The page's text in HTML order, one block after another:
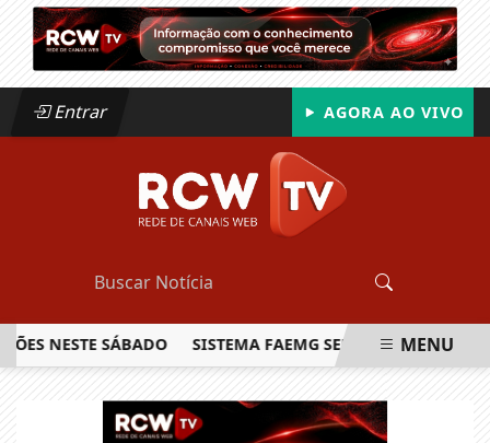
Entrar AGORA AO VIVO
NESTE SÁBADO SISTEMA FAEMG SENAR LANÇA O
MENU